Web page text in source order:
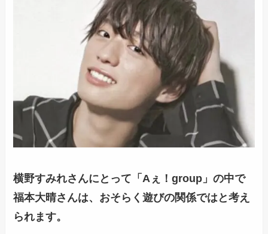
横野すみれさんにとって「Aぇ！group」の中で
福本大晴さんは、おそらく遊びの関係ではと考え
られます。